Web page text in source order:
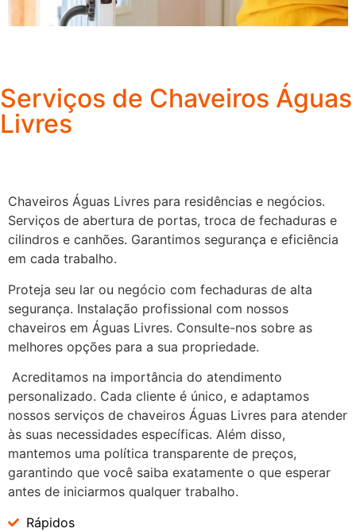
Serviços de Chaveiros Águas
Livres
Chaveiros Águas Livres para residências e negócios.
Serviços de abertura de portas, troca de fechaduras e
cilindros e canhões. Garantimos segurança e eficiência
em cada trabalho.
Proteja seu lar ou negócio com fechaduras de alta
segurança. Instalação profissional com nossos
chaveiros em Águas Livres. Consulte-nos sobre as
melhores opções para a sua propriedade.
Acreditamos na importância do atendimento
personalizado. Cada cliente é único, e adaptamos
nossos serviços de chaveiros Águas Livres para atender
às suas necessidades específicas. Além disso,
mantemos uma política transparente de preços,
garantindo que você saiba exatamente o que esperar
antes de iniciarmos qualquer trabalho.
Rápidos